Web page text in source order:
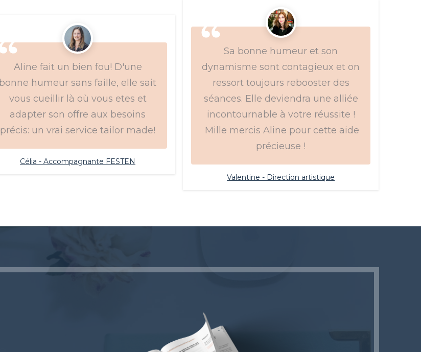
Aline fait un bien fou! D'une
bonne humeur sans faille, elle sait
vous cueillir là où vous etes et
adapter son offre aux besoins
précis: un vrai service tailor made!
Célia - Accompagnante FESTEN
Sa bonne humeur et son
dynamisme sont contagieux et on
ressort toujours rebooster des
séances. Elle deviendra une alliée
incontournable à votre réussite !
Mille mercis Aline pour cette aide
précieuse !
Valentine - Direction artistique